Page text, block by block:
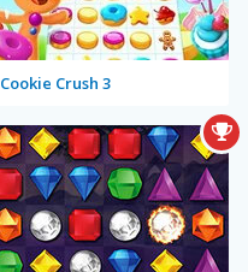
Cookie Crush 3